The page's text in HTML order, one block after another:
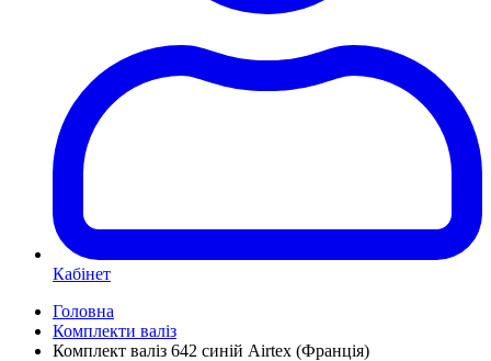
Кабінет
Головна
Комплекти валіз
Комплект валіз 642 синій Airtex (Франція)